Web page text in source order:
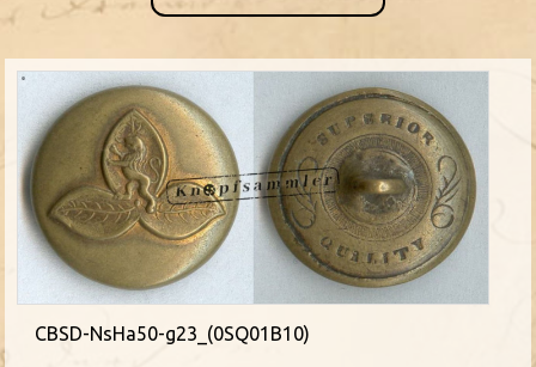
CBSD-NsHa50-g23_(0SQ01B10)